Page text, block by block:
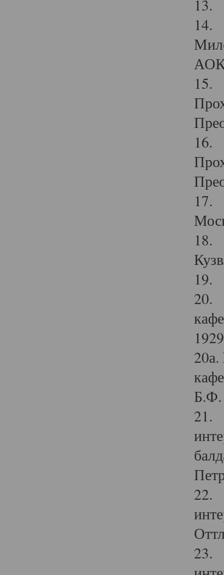
13.
14.
15.
16.
17.
18.
19.
20.
Б.Ф.
21.
22.
23.